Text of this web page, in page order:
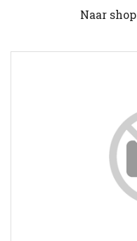
Naar shop